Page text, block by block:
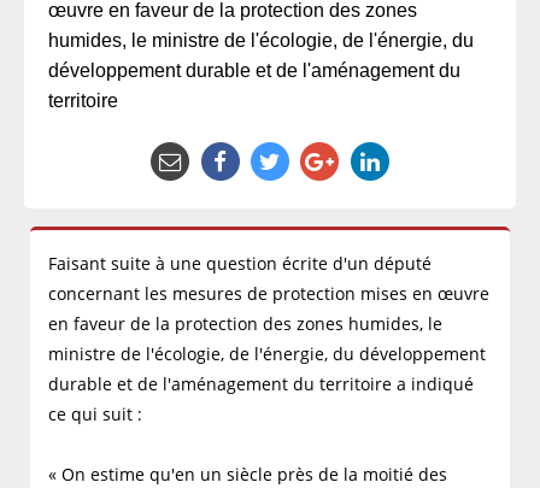
œuvre en faveur de la protection des zones
humides, le ministre de l'écologie, de l'énergie, du
développement durable et de l'aménagement du
territoire
Faisant suite à une question écrite d'un député
concernant les mesures de protection mises en œuvre
en faveur de la protection des zones humides, le
ministre de l'écologie, de l'énergie, du développement
durable et de l'aménagement du territoire a indiqué
ce qui suit :
« On estime qu'en un siècle près de la moitié des